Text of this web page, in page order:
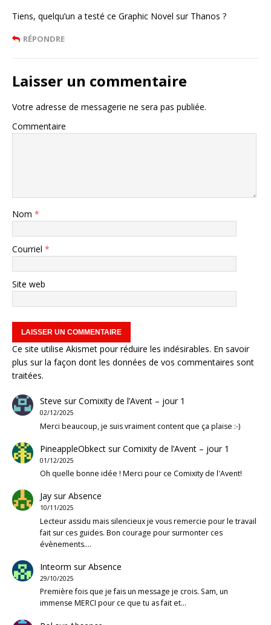
Tiens, quelqu’un a testé ce Graphic Novel sur Thanos ?
RÉPONDRE
Laisser un commentaire
Votre adresse de messagerie ne sera pas publiée.
Commentaire
Nom *
Courriel *
Site web
Ce site utilise Akismet pour réduire les indésirables. En savoir
plus sur la façon dont les données de vos commentaires sont
traitées.
Steve surComixity de l’Avent – jour 1
02/12/2025
Merci beaucoup, je suis vraiment content que ça plaise :-)
PineappleObkectsurComixity de l’Avent – jour 1
01/12/2025
Oh quelle bonne idée ! Merci pour ce Comixity de l'Avent!
JaysurAbsence
10/11/2025
Lecteur assidu mais silencieux je vous remercie pour le travail
fait sur ces guides. Bon courage pour surmonter ces
évènements.…
Inteorm surAbsence
29/10/2025
Première fois que je fais un message je crois. Sam, un
immense MERCI pour ce que tu as fait et…